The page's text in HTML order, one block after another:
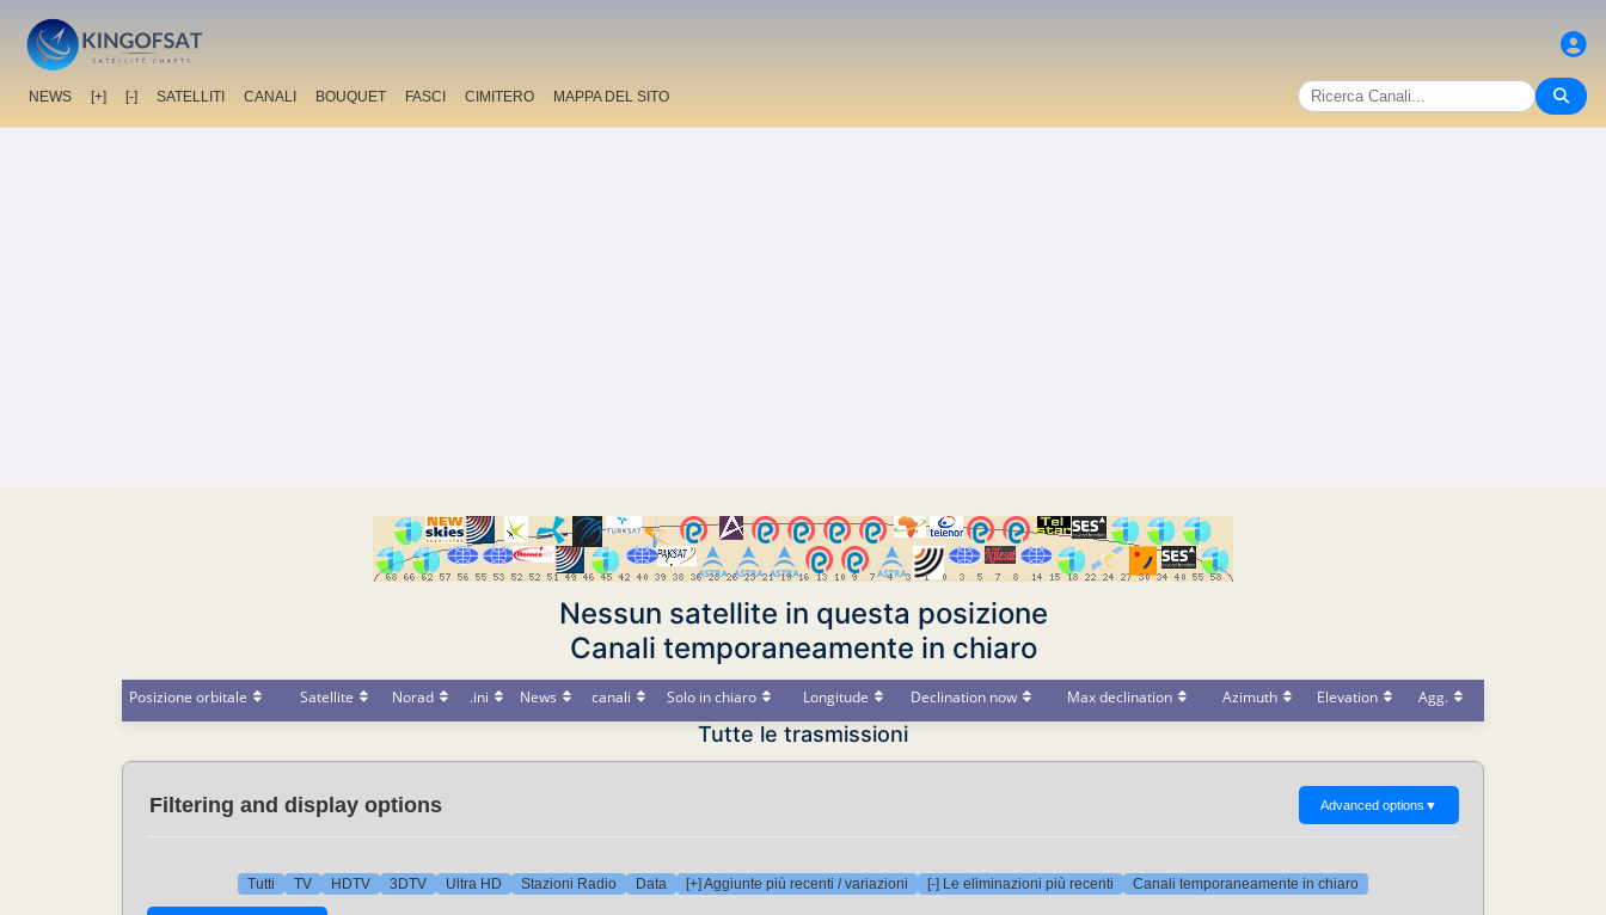
NEWS [+] [-] SATELLITI CANALI BOUQUET FASCI CIMITERO MAPPA DEL SITO
Nessun satellite in questa posizione
Canali temporaneamente in chiaro
Posizione orbitale Satellite Norad .ini News canali Solo in chiaro Longitude Declination now Max declination Azimuth Elevation Agg.
Tutte le trasmissioni
Filtering and display options Advanced options ▼
Tutti TV HDTV 3DTV Ultra HD Stazioni Radio Data [+] Aggiunte più recenti / variazioni [-] Le eliminazioni più recenti Canali temporaneamente in chiaro